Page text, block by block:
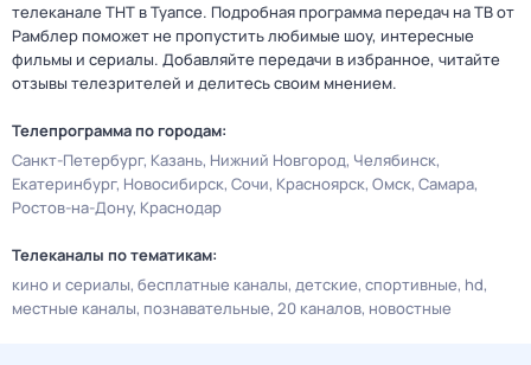
телеканале ТНТ в Туапсе. Подробная программа передач на ТВ от
Рамблер поможет не пропустить любимые шоу, интересные
фильмы и сериалы. Добавляйте передачи в избранное, читайте
отзывы телезрителей и делитесь своим мнением.
Телепрограмма по городам:
Санкт-Петербург Казань Нижний Новгород Челябинск
Екатеринбург Новосибирск Сочи Красноярск Омск Самара
Ростов-на-Дону Краснодар
Телеканалы по тематикам:
кино и сериалы бесплатные каналы детские спортивные hd
местные каналы познавательные 20 каналов новостные